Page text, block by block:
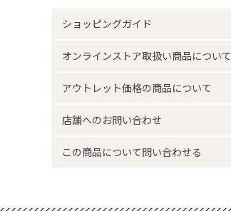
20分カイロの液体が全て透明になるま
い。)
※実物の色味に近づけて撮影していま
サイズ詳細(cm)約
素材・原材料
ショッピングガイド
オンラインストア取扱い商品について
アウトレット価格の商品について
店舗へのお問い合わせ
この商品について問い合わせる